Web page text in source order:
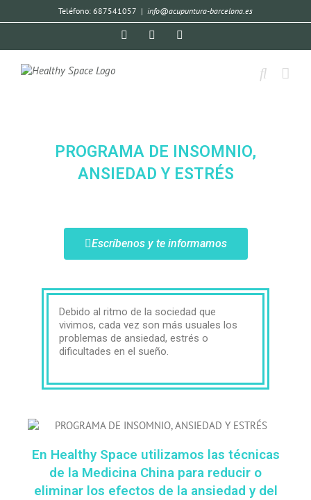
Teléfono: 687541057 | info@acupuntura-barcelona.es
PROGRAMA DE INSOMNIO,
ANSIEDAD Y ESTRÉS
Escríbenos y te informamos
Debido al ritmo de la sociedad que
vivimos, cada vez son más usuales los
problemas de ansiedad, estrés o
dificultades en el sueño.
En Healthy Space utilizamos las técnicas
de la Medicina China para reducir o
eliminar los efectos de la ansiedad y del